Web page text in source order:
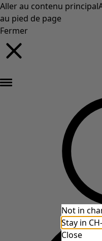
Aller au contenu principal
au pied de page
Fermer
Not in
Stay in
Close